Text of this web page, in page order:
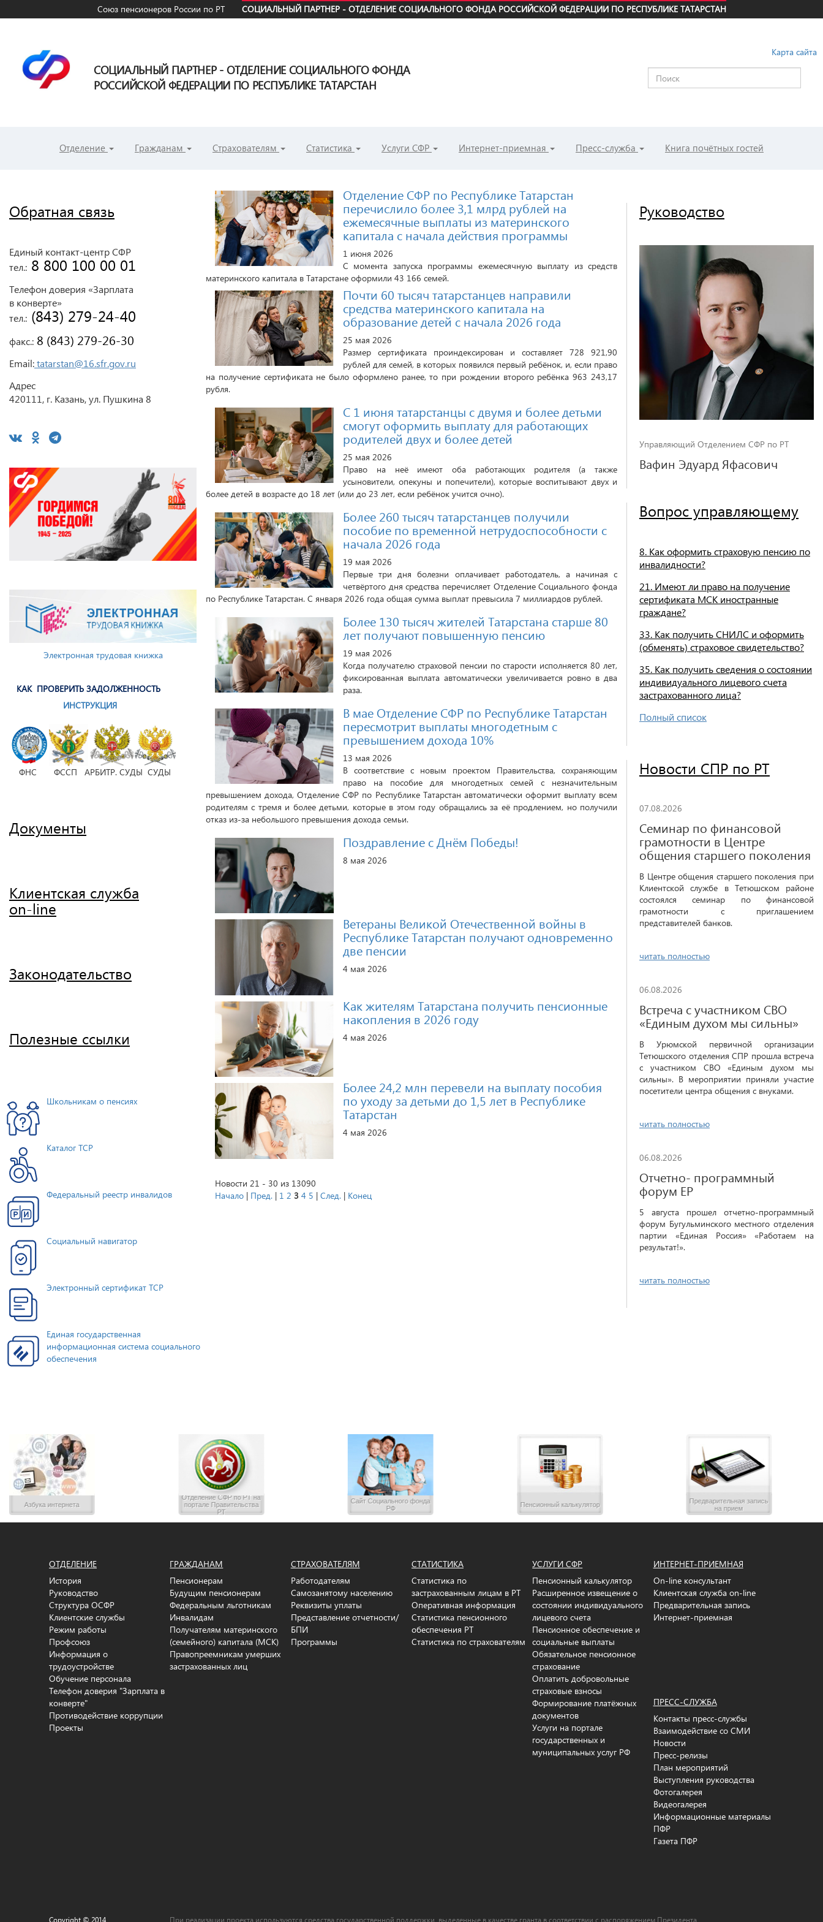
Союз пенсионеров России по РТ СОЦИАЛЬНЫЙ ПАРТНЕР - ОТДЕЛЕНИЕ СОЦИАЛЬНОГО ФОНДА РОССИЙСКОЙ ФЕДЕРАЦИИ ПО РЕСПУБЛИКЕ ТАТАРСТАН
СОЦИАЛЬНЫЙ ПАРТНЕР - ОТДЕЛЕНИЕ СОЦИАЛЬНОГО ФОНДА
РОССИЙСКОЙ ФЕДЕРАЦИИ ПО РЕСПУБЛИКЕ ТАТАРСТАН
Карта сайта
Отделение Гражданам Страхователям Статистика Услуги СФР Интернет-приемная Пресс-служба Книга почётных гостей
Отделение СФР по Республике Татарстан
перечислило более 3,1 млрд рублей на
ежемесячные выплаты из материнского
капитала с начала действия программы
1 июня 2026
С момента запуска программы ежемесячную выплату из средств
материнского капитала в Татарстане оформили 43 166 семей.
Почти 60 тысяч татарстанцев направили
средства материнского капитала на
образование детей с начала 2026 года
25 мая 2026
Размер сертификата проиндексирован и составляет 728 921,90
рублей для семей, в которых появился первый ребёнок, и, если право
на получение сертификата не было оформлено ранее, то при рождении второго ребёнка 963 243,17
рубля.
С 1 июня татарстанцы с двумя и более детьми
смогут оформить выплату для работающих
родителей двух и более детей
25 мая 2026
Право на неё имеют оба работающих родителя (а также
усыновители, опекуны и попечители), которые воспитывают двух и
более детей в возрасте до 18 лет (или до 23 лет, если ребёнок учится очно).
Более 260 тысяч татарстанцев получили
пособие по временной нетрудоспособности с
начала 2026 года
19 мая 2026
Первые три дня болезни оплачивает работодатель, а начиная с
четвёртого дня средства перечисляет Отделение Социального фонда
по Республике Татарстан. С января 2026 года общая сумма выплат превысила 7 миллиардов рублей.
Более 130 тысяч жителей Татарстана старше 80
лет получают повышенную пенсию
19 мая 2026
Когда получателю страховой пенсии по старости исполняется 80 лет,
фиксированная выплата автоматически увеличивается ровно в два
раза.
В мае Отделение СФР по Республике Татарстан
пересмотрит выплаты многодетным с
превышением дохода 10%
13 мая 2026
В соответствие с новым проектом Правительства, сохраняющим
право на пособие для многодетных семей с незначительным
превышением дохода, Отделение СФР по Республике Татарстан автоматически оформит выплату всем
родителям с тремя и более детьми, которые в этом году обращались за её продлением, но получили
отказ из-за небольшого превышения дохода семьи.
Поздравление с Днём Победы!
8 мая 2026
Ветераны Великой Отечественной войны в
Республике Татарстан получают одновременно
две пенсии
4 мая 2026
Как жителям Татарстана получить пенсионные
накопления в 2026 году
4 мая 2026
Более 24,2 млн перевели на выплату пособия
по уходу за детьми до 1,5 лет в Республике
Татарстан
4 мая 2026
Новости 21 - 30 из 13090
Начало | Пред. | 1 2 3 4 5 | След. | Конец
Обратная связь
Единый контакт-центр СФР
тел.: 8 800 100 00 01
Телефон доверия «Зарплата
в конверте»
тел.: (843) 279-24-40
факс.: 8 (843) 279-26-30
Email:tatarstan@16.sfr.gov.ru
Адрес
420111, г. Казань, ул. Пушкина 8
Электронная трудовая книжка
КАК ПРОВЕРИТЬ ЗАДОЛЖЕННОСТЬ
ИНСТРУКЦИЯ
ФНС ФССП АРБИТР. СУДЫ СУДЫ
Документы
Клиентская служба
on-line
Законодательство
Полезные ссылки
Школьникам о пенсиях
Каталог ТСР
Федеральный реестр инвалидов
Социальный навигатор
Электронный сертификат ТСР
Единая государственная
информационная система социального
обеспечения
Руководство
Управляющий Отделением СФР по РТ
Вафин Эдуард Яфасович
Вопрос управляющему
8. Как оформить страховую пенсию по
инвалидности?
21. Имеют ли право на получение
сертификата МСК иностранные
граждане?
33. Как получить СНИЛС и оформить
(обменять) страховое свидетельство?
35. Как получить сведения о состоянии
индивидуального лицевого счета
застрахованного лица?
Полный список
Новости СПР по РТ
07.08.2026
Семинар по финансовой
грамотности в Центре
общения старшего поколения
В Центре общения старшего поколения при
Клиентской службе в Тетюшском районе
состоялся семинар по финансовой
грамотности с приглашением
представителей банков.
читать полностью
06.08.2026
Встреча с участником СВО
«Единым духом мы сильны»
В Урюмской первичной организации
Тетюшского отделения СПР прошла встреча
с участником СВО «Единым духом мы
сильны». В мероприятии приняли участие
посетители центра общения с внуками.
читать полностью
06.08.2026
Отчетно- программный
форум ЕР
5 августа прошел отчетно-программный
форум Бугульминского местного отделения
партии «Единая Россия» «Работаем на
результат!».
читать полностью
Азбука интернета
Отделение CФР по РТ на
портале Правительства
РТ
Сайт Социального фонда
РФ
Пенсионный калькулятор
Предварительная запись
на прием
ОТДЕЛЕНИЕ
История
Руководство
Структура ОСФР
Клиентские службы
Режим работы
Профсоюз
Информация о
трудоустройстве
Обучение персонала
Телефон доверия "Зарплата в
конверте"
Противодействие коррупции
Проекты
ГРАЖДАНАМ
Пенсионерам
Будущим пенсионерам
Федеральным льготникам
Инвалидам
Получателям материнского
(семейного) капитала (МСК)
Правопреемникам умерших
застрахованных лиц
СТРАХОВАТЕЛЯМ
Работодателям
Самозанятому населению
Реквизиты уплаты
Представление отчетности/
БПИ
Программы
СТАТИСТИКА
Статистика по
застрахованным лицам в РТ
Оперативная информация
Статистика пенсионного
обеспечения РТ
Статистика по страхователям
УСЛУГИ СФР
Пенсионный калькулятор
Расширенное извещение о
состоянии индивидуального
лицевого счета
Пенсионное обеспечение и
социальные выплаты
Обязательное пенсионное
страхование
Оплатить добровольные
страховые взносы
Формирование платёжных
документов
Услуги на портале
государственных и
муниципальных услуг РФ
ИНТЕРНЕТ-ПРИЕМНАЯ
On-line консультант
Клиентская служба on-line
Предварительная запись
Интернет-приемная
ПРЕСС-СЛУЖБА
Контакты пресс-службы
Взаимодействие со СМИ
Новости
Пресс-релизы
План мероприятий
Выступления руководства
Фотогалерея
Видеогалерея
Информационные материалы
ПФР
Газета ПФР
Copyright © 2014 При реализации проекта используются средства государственной поддержки, выделенные в качестве гранта в соответствии c распоряжением Президента